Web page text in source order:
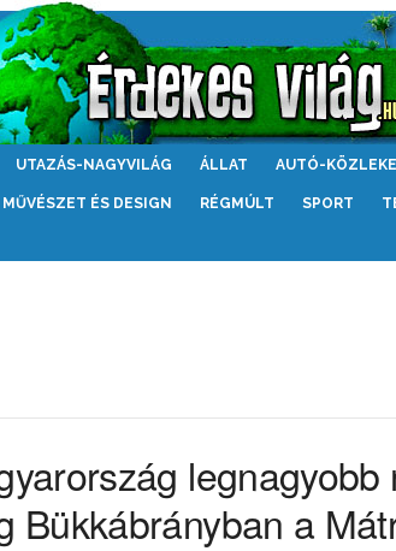
UTAZÁS-NAGYVILÁG ÁLLAT AUTÓ-
MŰVÉSZET ÉS DESIGN RÉGMÚLT SPORT
Bükkábrányban a